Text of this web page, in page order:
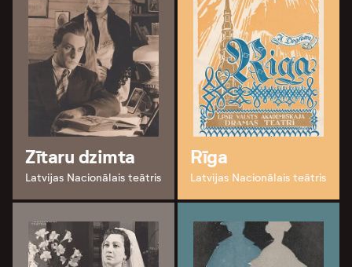
Zītaru dzimta
Latvijas Nacionālais teātris
Rīga
Latvijas Nacionālais teātris